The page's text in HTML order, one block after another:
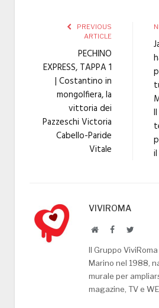
PREVIOUS
ARTICLE
PECHINO
EXPRESS, TAPPA 1
| Costantino in
mongolfiera, la
vittoria dei
Pazzeschi Victoria
Cabello-Paride
Vitale
VIVIROMA
WebsiteFacebookTwitter
Il Gruppo
Marino nel 1988,
murale per
magazine, TV e